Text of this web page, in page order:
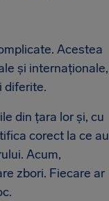
Acestea
și internaționale,
diferite.
din țara lor și, cu
corect la ce au
Acum,
zbori. Fiecare ar